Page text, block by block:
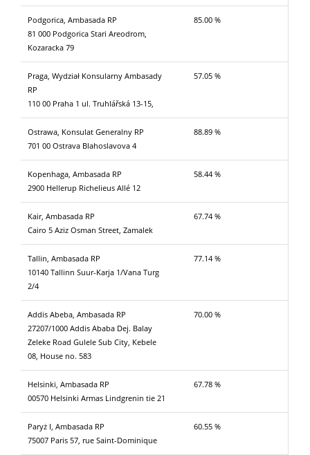
Podgorica, Ambasada RP
81 000 Podgorica Stari Areodrom,
Kozaracka 79
85.00 %
Praga, Wydział Konsularny Ambasady
RP
110 00 Praha 1 ul. Truhlářská 13-15,
57.05 %
Ostrawa, Konsulat Generalny RP
701 00 Ostrava Blahoslavova 4
88.89 %
Kopenhaga, Ambasada RP
2900 Hellerup Richelieus Allé 12
58.44 %
Kair, Ambasada RP
Cairo 5 Aziz Osman Street, Zamalek
67.74 %
Tallin, Ambasada RP
10140 Tallinn Suur-Karja 1/Vana Turg
2/4
77.14 %
Addis Abeba, Ambasada RP
27207/1000 Addis Ababa Dej. Balay
Zeleke Road Gulele Sub City, Kebele
08, House no. 583
70.00 %
Helsinki, Ambasada RP
00570 Helsinki Armas Lindgrenin tie 21
67.78 %
Paryż I, Ambasada RP
75007 Paris 57, rue Saint-Dominique
60.55 %